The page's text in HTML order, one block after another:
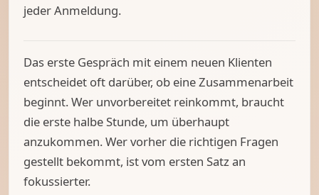
jeder Anmeldung.
Das erste Gespräch mit einem neuen Klienten
entscheidet oft darüber, ob eine Zusammenarbeit
beginnt. Wer unvorbereitet reinkommt, braucht
die erste halbe Stunde, um überhaupt
anzukommen. Wer vorher die richtigen Fragen
gestellt bekommt, ist vom ersten Satz an
fokussierter.